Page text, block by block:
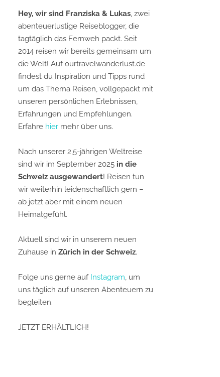
Hey, wir sind Franziska & Lukas, zwei
abenteuerlustige Reiseblogger, die
tagtäglich das Fernweh packt. Seit
2014 reisen wir bereits gemeinsam um
die Welt! Auf ourtravelwanderlust.de
findest du Inspiration und Tipps rund
um das Thema Reisen, vollgepackt mit
unseren persönlichen Erlebnissen,
Erfahrungen und Empfehlungen.
Erfahre hier mehr über uns.
Nach unserer 2,5-jährigen Weltreise
sind wir im September 2025 in die
Schweiz ausgewandert! Reisen tun
wir weiterhin leidenschaftlich gern –
ab jetzt aber mit einem neuen
Heimatgefühl.
Aktuell sind wir in unserem neuen
Zuhause in Zürich in der Schweiz.
Folge uns gerne auf Instagram, um
uns täglich auf unseren Abenteuern zu
begleiten.
JETZT ERHÄLTLICH!